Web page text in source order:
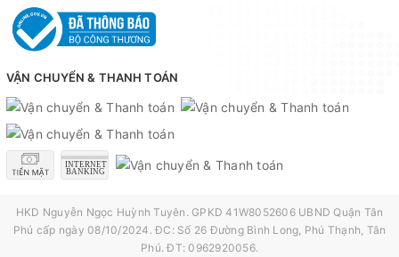
VẬN CHUYỂN & THANH TOÁN
HKD Nguyễn Ngọc Huỳnh Tuyên. GPKD 41W8052606 UBND Quận Tân
Phú cấp ngày 08/10/2024. ĐC: Số 26 Đường Bình Long, Phú Thạnh, Tân
Phú. ĐT: 0962920056.